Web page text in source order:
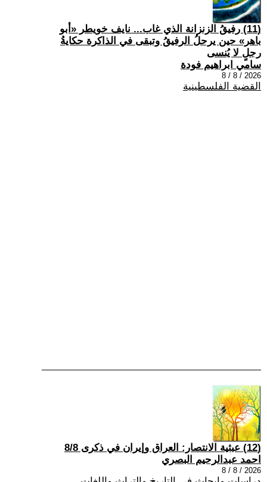
(11) رفيقُ الزنزانة الذي غاب... نايف خويطر «أبو
باهر» حين يرحلُ الرفيقُ وتبقى في الذاكرة حكايةُ
رجلٍ لا يُنسى
سامي ابراهيم فودة
2026 / 8 / 8
القضية الفلسطينية
(12) عبثية الانتصار: العراق وإيران في ذكرى 8/8
احمد عبدالرحيم البصري
2026 / 8 / 8